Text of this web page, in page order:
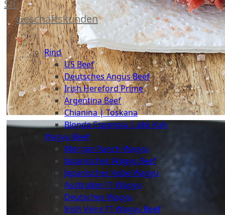
Stüttgen
|
Düsseldorf
The
Meat
Club
|
Stuttgart
Geschäftskunden
Fleisch
Rind
US Beef
Deutsches Angus Beef
Irish Hereford Prime
Argentina Beef
Chianina | Toskana
Blonda Espanola | alte Kuh
Wagyu Beef
Morgan Ranch Wagyu
Japanisches Wagyu Beef
Japanisches Kobe Wagyu
Australian F1 Wagyu
Deutsches Wagyu
Irish Veire F1 Wagyu Beef